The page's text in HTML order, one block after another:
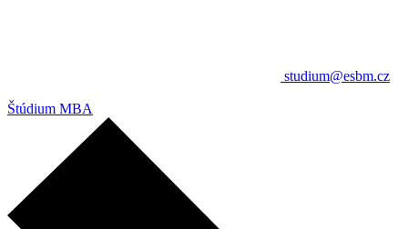
studium@esbm.cz
Štúdium MBA